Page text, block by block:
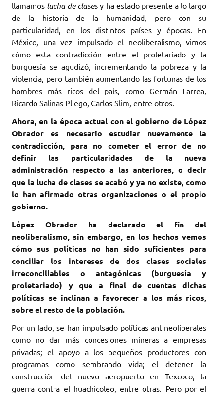
llamamos lucha de clasesy ha estado presente a lo largo
de la historia de la humanidad, pero con su
particularidad, en los distintos países y épocas. En
México, una vez impulsado el neoliberalismo, vimos
cómo esta contradicción entre el proletariado y la
burguesía se agudizó, incrementando la pobreza y la
violencia, pero también aumentando las fortunas de los
hombres más ricos del país, como Germán Larrea,
Ricardo Salinas Pliego, Carlos Slim, entre otros.
Ahora, en la época actual con el gobierno de López
Obrador es necesario estudiar nuevamente la
contradicción, para no cometer el error de no
definir las particularidades de la nueva
administración respecto a las anteriores, o decir
que la lucha de clases se acabó y ya no existe, como
lo han afirmado otras organizaciones o el propio
gobierno.
López Obrador ha declarado el fin del
neoliberalismo, sin embargo, en los hechos vemos
cómo sus políticas no han sido suficientes para
conciliar los intereses de dos clases sociales
irreconciliables o antagónicas (burguesía y
proletariado) y que a final de cuentas dichas
políticas se inclinan a favorecer a los más ricos,
sobre el resto de la población.
Por un lado, se han impulsado políticas antineoliberales
como no dar más concesiones mineras a empresas
privadas; el apoyo a los pequeños productores con
programas como sembrando vida; el detener la
construcción del nuevo aeropuerto en Texcoco; la
guerra contra el huachicoleo, entre otras. Pero por el